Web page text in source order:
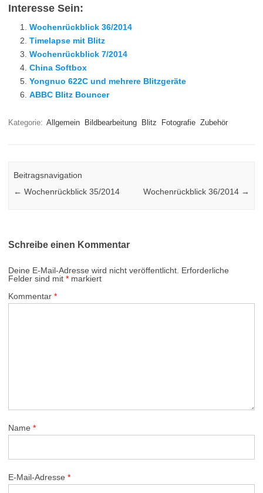
Interesse Sein:
Wochenrückblick 36/2014
Timelapse mit Blitz
Wochenrückblick 7/2014
China Softbox
Yongnuo 622C und mehrere Blitzgeräte
ABBC Blitz Bouncer
Kategorie: Allgemein Bildbearbeitung Blitz Fotografie Zubehör
Beitragsnavigation
← Wochenrückblick 35/2014 Wochenrückblick 36/2014 →
Schreibe einen Kommentar
Deine E-Mail-Adresse wird nicht veröffentlicht. Erforderliche
Felder sind mit * markiert
Kommentar *
Name *
E-Mail-Adresse *